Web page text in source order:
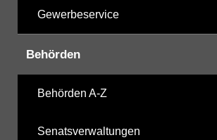
Gewerbeservice
Behörden
Behörden A-Z
Senatsverwaltungen